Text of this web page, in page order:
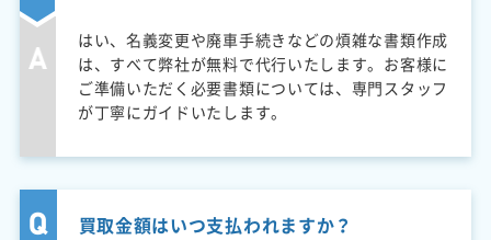
はい、名義変更や廃車手続きなどの煩雑な書類作成
は、すべて弊社が無料で代行いたします。お客様に
ご準備いただく必要書類については、専門スタッフ
が丁寧にガイドいたします。
買取金額はいつ支払われますか？